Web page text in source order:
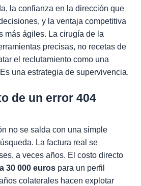
la confianza en la dirección que
y la ventaja competitiva
más ágiles. La cirugía de la
precisas, no recetas de
el reclutamiento como una
una estrategia de supervivencia.
de un error 404
no se salda con una simple
La factura real se
a veces años. El costo directo
30 000 euros para un perfil
colaterales hacen explotar